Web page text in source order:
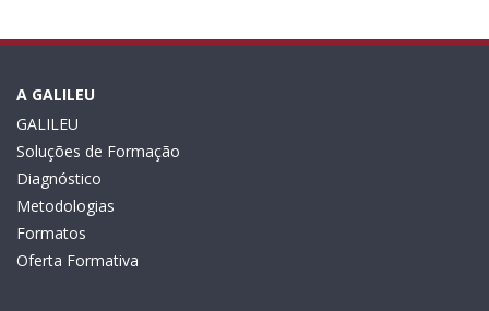
A GALILEU
GALILEU
Soluções de Formação
Diagnóstico
Metodologias
Formatos
Oferta Formativa